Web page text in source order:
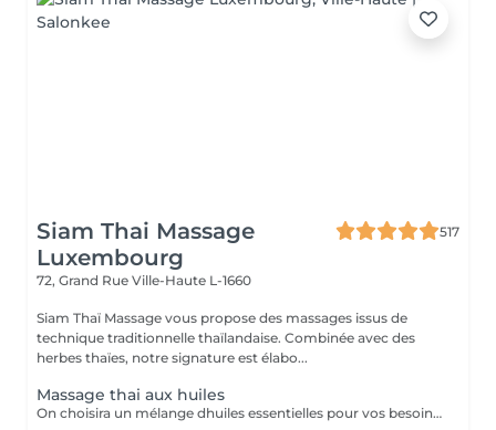
Siam Thai Massage
Luxembourg
517
72, Grand Rue Ville-Haute L-1660
Siam Thaï Massage vous propose des massages issus de
technique traditionnelle thaïlandaise. Combinée avec des
herbes thaïes, notre signature est élabo...
Massage thai aux huiles
On choisira un mélange dhuiles essentielles pour vos besoins physiques. Un massage thérapeutique à laide dune technique spéciale pour vider les poches de liquide lymphatique et de rétention deau. Ce traitement est conçu pour aider à stimuler la circulation et daccroître la capacité du corps à éliminer les toxines et à absorber les éléments nutritifs. Vos huiles essentielles préférées peuvent être sélectionnées à votre arrivée.